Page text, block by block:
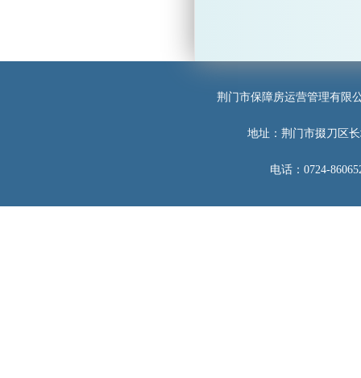
荆门市保障房运营管理有限
地址：荆门市掇刀区
电话：0724-